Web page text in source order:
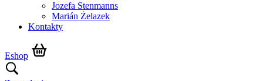
Jozefa Stenmanns
Marián Żelazek
Kontakty
Eshop